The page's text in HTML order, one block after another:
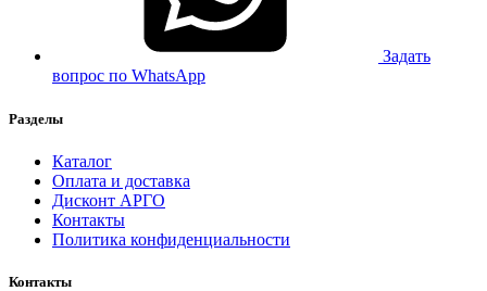
Задать
вопрос по WhatsApp
Разделы
Каталог
Оплата и доставка
Дисконт АРГО
Контакты
Политика конфиденциальности
Контакты